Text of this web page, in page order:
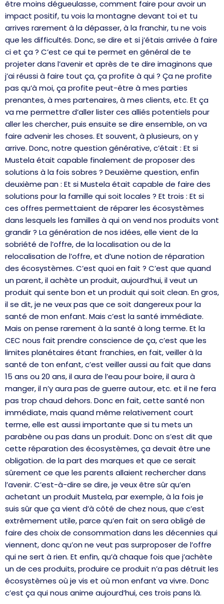
être moins dégueulasse, comment faire pour avoir un
impact positif, tu vois la montagne devant toi et tu
arrives rarement à la dépasser, à la franchir, tu ne vois
que les difficultés. Donc, se dire et si j’étais arrivée à faire
ci et ça ? C’est ce qui te permet en général de te
projeter dans l’avenir et après de te dire imaginons que
j’ai réussi à faire tout ça, ça profite à qui ? Ça ne profite
pas qu’à moi, ça profite peut-être à mes parties
prenantes, à mes partenaires, à mes clients, etc. Et ça
va me permettre d’aller lister ces alliés potentiels pour
aller les chercher, puis ensuite se dire ensemble, on va
faire advenir les choses. Et souvent, à plusieurs, on y
arrive. Donc, notre question générative, c’était : Et si
Mustela était capable finalement de proposer des
solutions à la fois sobres ? Deuxième question, enfin
deuxième pan : Et si Mustela était capable de faire des
solutions pour la famille qui soit locales ? Et trois : Et si
ces offres permettaient de réparer les écosystèmes
dans lesquels les familles à qui on vend nos produits vont
grandir ? La génération de nos idées, elle vient de la
sobriété de l’offre, de la localisation ou de la
relocalisation de l’offre, et d’une notion de réparation
des écosystèmes. C’est quoi en fait ? C’est que quand
un parent, il achète un produit, aujourd’hui, il veut un
produit qui sente bon et un produit qui soit clean. En gros,
il se dit, je ne veux pas que ce soit dangereux pour la
santé de mon enfant. Mais c’est la santé immédiate.
Mais on pense rarement à la santé à long terme. Et la
CEC nous fait prendre conscience de ça, c’est que les
limites planétaires étant franchies, en fait, veiller à la
santé de ton enfant, c’est veiller aussi au fait que dans
15 ans ou 20 ans, il aura de l’eau pour boire, il aura à
manger, il n’y aura pas de guerre autour, etc. et il ne fera
pas trop chaud dehors. Donc en fait, cette santé non
immédiate, mais quand même relativement court
terme, elle est aussi importante que si tu mets un
parabène ou pas dans un produit. Donc on s’est dit que
cette réparation des écosystèmes, ça devait être une
obligation. de la part des marques et que ce serait
sûrement ce que les parents allaient rechercher dans
l’avenir. C’est-à-dire se dire, je veux être sûr qu’en
achetant un produit Mustela, par exemple, à la fois je
suis sûr que ça vient d’à côté de chez nous, que c’est
extrêmement utile, parce qu’en fait on sera obligé de
faire des choix de consommation dans les décennies qui
viennent, donc qu’on ne veut pas surproposer de l’offre
qui ne sert à rien. Et enfin, qu’à chaque fois que j’achète
un de ces produits, produire ce produit n’a pas détruit les
écosystèmes où je vis et où mon enfant va vivre. Donc
c’est ça qui nous anime aujourd’hui, ces trois pans là.